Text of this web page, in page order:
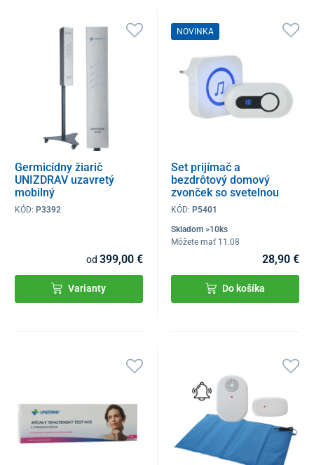
Germicídny žiarič
UNIZDRAV uzavretý
mobilný
KÓD: P3392
od 399,00 €
Varianty
NOVINKA
Set prijímač a
bezdrôtový domový
zvonček so svetelnou
signalizáciou CC19
KÓD: P5401
Skladom >10ks
Môžete mať 11.08
28,90 €
Do košíka